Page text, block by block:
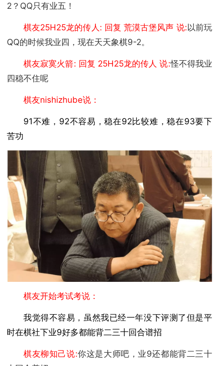
2？QQ只有业五！
棋友25H25龙的传人: 回复 荒漠古堡风声 说:以前玩
QQ的时候我业四，现在天天象棋9-2。
棋友寂寞火箭: 回复 25H25龙的传人 说:怪不得我业
四稳不住呢
棋友nishizhube说：
91不难，92不容易，稳在92比较难，稳在93要下
苦功
棋友开始考试考说：
我觉得不容易，虽然我已经一年没下评测了但是平
时在棋社下业9好多都能背二三十回合谱招
棋友柳知己说:你这是大师吧，业9还都能背二三十